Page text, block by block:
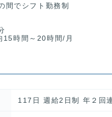
間でシフト勤務制
15時間～20時間/月
117日 週給2日制 年２回